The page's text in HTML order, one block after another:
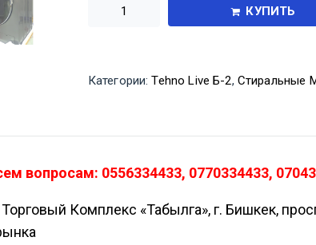
КУПИТЬ
Категории:Tehno Live Б-2, Стиральные
вопросам: 0556334433, 0770334433,
Комплекс «Табылга», г. Бишкек,